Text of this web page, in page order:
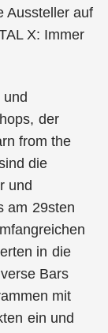
Aussteller auf
X: Immer
und
der
from the
die
und
am 29sten
in die
Bars
mit
ein und